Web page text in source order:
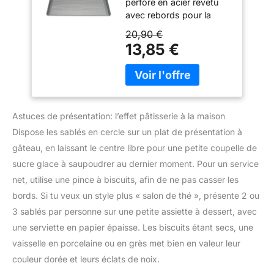
plaque offre une
excellente circulation de
l'air, qu'il soit chaud ou
froid, pour une cuisson
optimale. PRATIQUE : Les
dimensions de la plaque
de cuisson pâtissière
correspondent à 40 x 30
cm et sa surface utile est
de 37 x 27 cm.
ENTRETIEN : Lavage à la
main uniquement.
Top - Acier revêtu,
gris argenté
40x30cm
perforé en acier revêtu
avec rebords pour la
pâtisseries,
viennoiseries, macarons,
cookies, fonds de tartes
et tout type de recettes
utiliser avec ou sans
cercle à pâtisserie En
acier revêtu épaisseur
0.60mm, anti-adhésif,
revêtement Skandia by
Whitford pour une
cuisson uniforme et
optimale des
assuré par la perforation
des plaques : l’air circule
plus facilement, la pâte
20,90 €
13,85 €
Astuces de présentation: l’effet pâtisserie à la maison
Dispose les sablés en cercle sur un plat de présentation à
gâteau, en laissant le centre libre pour une petite coupelle de
sucre glace à saupoudrer au dernier moment. Pour un service
net, utilise une pince à biscuits, afin de ne pas casser les
bords. Si tu veux un style plus « salon de thé », présente 2 ou
3 sablés par personne sur une petite assiette à dessert, avec
une serviette en papier épaisse. Les biscuits étant secs, une
vaisselle en porcelaine ou en grès met bien en valeur leur
couleur dorée et leurs éclats de noix.